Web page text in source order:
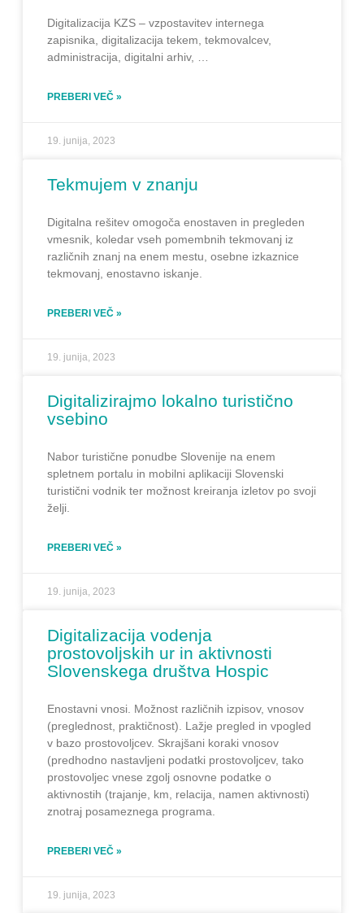
Digitalizacija KZS – vzpostavitev internega
zapisnika, digitalizacija tekem, tekmovalcev,
administracija, digitalni arhiv, …
PREBERI VEČ »
19. junija, 2023
Tekmujem v znanju
Digitalna rešitev omogoča enostaven in pregleden
vmesnik, koledar vseh pomembnih tekmovanj iz
različnih znanj na enem mestu, osebne izkaznice
tekmovanj, enostavno iskanje.
PREBERI VEČ »
19. junija, 2023
Digitalizirajmo lokalno turistično
vsebino
Nabor turistične ponudbe Slovenije na enem
spletnem portalu in mobilni aplikaciji Slovenski
turistični vodnik ter možnost kreiranja izletov po svoji
želji.
PREBERI VEČ »
19. junija, 2023
Digitalizacija vodenja
prostovoljskih ur in aktivnosti
Slovenskega društva Hospic
Enostavni vnosi. Možnost različnih izpisov, vnosov
(preglednost, praktičnost). Lažje pregled in vpogled
v bazo prostovoljcev. Skrajšani koraki vnosov
(predhodno nastavljeni podatki prostovoljcev, tako
prostovoljec vnese zgolj osnovne podatke o
aktivnostih (trajanje, km, relacija, namen aktivnosti)
znotraj posameznega programa.
PREBERI VEČ »
19. junija, 2023